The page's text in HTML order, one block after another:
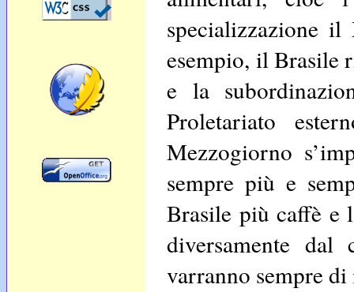
specializzazione
esempio, il Brasile
e la
Proletariato
Mezzogiorno
sempre più e
Brasile più caffè e
diversamente
varranno sempre